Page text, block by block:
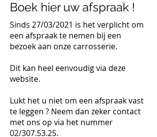
Boek hier uw afspraak !
Sinds 27/03/2021 is het verplicht om
een afspraak te nemen bij een
bezoek aan onze carrosserie.
Dit kan heel eenvoudig via deze
website.
Lukt het u niet om een afspraak vast
te leggen ? Neem dan zeker contact
met ons op via het nummer
02/307.53.25.